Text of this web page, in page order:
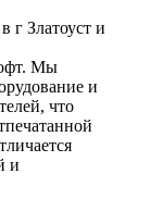
г Златоуст и
Мы
и
что
и